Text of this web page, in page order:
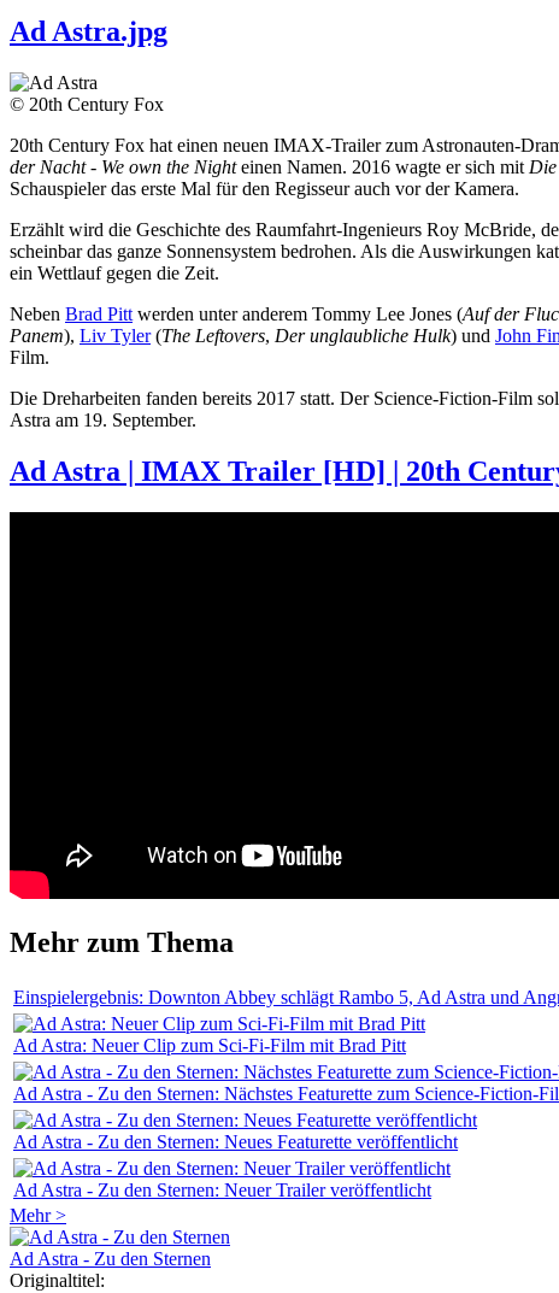
Ad Astra.jpg
© 20th Century Fox
20th Century Fox hat einen neuen IMAX-Trailer zum Astronauten-
der Nacht - We own the Nighteinen Namen. 2016 wagte er sich mit Die
Schauspieler das erste Mal für den Regisseur auch vor der Kamera.
Erzählt wird die Geschichte des Raumfahrt-Ingenieurs Roy McBride,
scheinbar das ganze Sonnensystem bedrohen. Als die Auswirkungen
ein Wettlauf gegen die Zeit.
Neben Brad Pitt werden unter anderem Tommy Lee Jones (Auf der
Panem), Liv Tyler(The Leftovers, Der unglaubliche Hulk) und John
Film.
Die Dreharbeiten fanden bereits 2017 statt. Der Science-Fiction-Film
Astra am 19. September.
Ad Astra | IMAX Trailer [HD] | 20th
Mehr zum Thema
Einspielergebnis: Downton Abbey schlägt Rambo 5, Ad Astra und
Ad Astra: Neuer Clip zum Sci-Fi-Film mit Brad Pitt
Ad Astra - Zu den Sternen: Nächstes Featurette zum Science-Fiction-
Ad Astra - Zu den Sternen: Neues Featurette veröffentlicht
Ad Astra - Zu den Sternen: Neuer Trailer veröffentlicht
Mehr >
Ad Astra - Zu den Sternen
Originaltitel: